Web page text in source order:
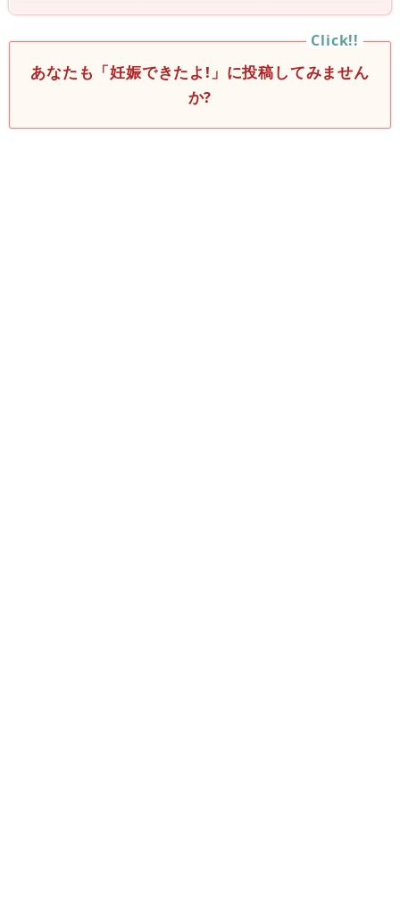
あなたも「妊娠できたよ!」に投稿してみません
か?